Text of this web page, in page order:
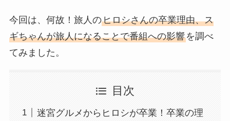
今回は、何故！旅人のヒロシさんの卒業理由、ス
ギちゃんが旅人になることで番組への影響を調べ
てみました。
目次
迷宮グルメからヒロシが卒業！卒業の理